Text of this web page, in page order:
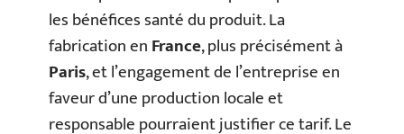
les bénéfices santé du produit. La
fabrication enFrance, plus précisément à
Paris, et l’engagement de l’entreprise en
faveur d’une production locale et
responsable pourraient justifier ce tarif. Le